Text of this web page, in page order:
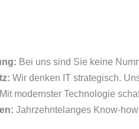
Bei uns sind Sie keine
Wir denken IT strategisch.
Mit modernster Technologie
Jahrzehntelanges Know-